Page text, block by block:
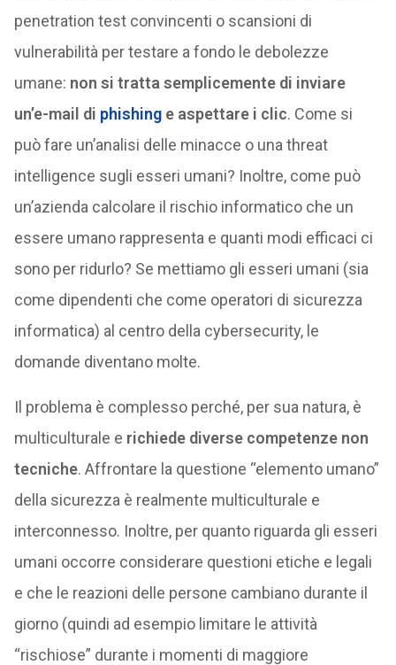
penetration test convincenti o scansioni di
vulnerabilità per testare a fondo le debolezze
umane: non si tratta semplicemente di inviare
un’e-mail di phishinge aspettare i clic. Come si
può fare un’analisi delle minacce o una threat
intelligence sugli esseri umani? Inoltre, come può
un’azienda calcolare il rischio informatico che un
essere umano rappresenta e quanti modi efficaci ci
sono per ridurlo? Se mettiamo gli esseri umani (sia
come dipendenti che come operatori di sicurezza
informatica) al centro della cybersecurity, le
domande diventano molte.
Il problema è complesso perché, per sua natura, è
multiculturale e richiede diverse competenze non
tecniche. Affrontare la questione “elemento umano”
della sicurezza è realmente multiculturale e
interconnesso. Inoltre, per quanto riguarda gli esseri
umani occorre considerare questioni etiche e legali
e che le reazioni delle persone cambiano durante il
giorno (quindi ad esempio limitare le attività
“rischiose” durante i momenti di maggiore